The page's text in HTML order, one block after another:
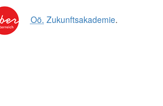
Oö. Zukunftsakademie.